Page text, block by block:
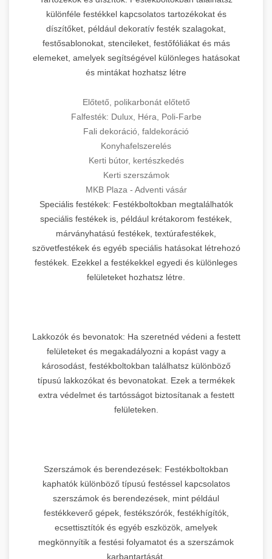
különféle festékkel kapcsolatos tartozékokat és
díszítőket, például dekoratív festék szalagokat,
festősablonokat, stencileket, festőfóliákat és más
elemeket, amelyek segítségével különleges hatásokat
és mintákat hozhatsz létre
Előtető, polikarbonát előtető
Falfesték: Dulux, Héra, Poli-Farbe
Fali dekoráció, faldekoráció
Konyhafelszerelés
Kerti bútor, kertészkedés
Kerti szerszámok
MKB Plaza - Adventi vásár
Speciális festékek: Festékboltokban megtalálhatók
speciális festékek is, például krétakorom festékek,
márványhatású festékek, textúrafestékek,
szövetfestékek és egyéb speciális hatásokat létrehozó
festékek. Ezekkel a festékekkel egyedi és különleges
felületeket hozhatsz létre.
Lakkozók és bevonatok: Ha szeretnéd védeni a festett
felületeket és megakadályozni a kopást vagy a
károsodást, festékboltokban találhatsz különböző
típusú lakkozókat és bevonatokat. Ezek a termékek
extra védelmet és tartósságot biztosítanak a festett
felületeken.
Szerszámok és berendezések: Festékboltokban
kaphatók különböző típusú festéssel kapcsolatos
szerszámok és berendezések, mint például
festékkeverő gépek, festékszórók, festékhígítók,
ecsettisztítók és egyéb eszközök, amelyek
megkönnyítik a festési folyamatot és a szerszámok
karbantartását.